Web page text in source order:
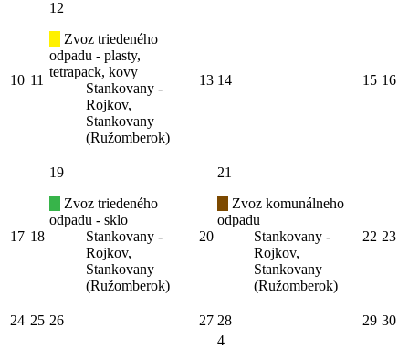
10 11
12
Zvoz triedeného
odpadu - plasty,
tetrapack, kovy
Stankovany -
Rojkov,
Stankovany
(Ružomberok)
13 14 15 16
17 18
19
Zvoz triedeného
odpadu - sklo
Stankovany -
Rojkov,
Stankovany
(Ružomberok)
20
21
Zvoz komunálneho
odpadu
Stankovany -
Rojkov,
Stankovany
(Ružomberok)
22 23
24 25 26 27 28 29 30
4